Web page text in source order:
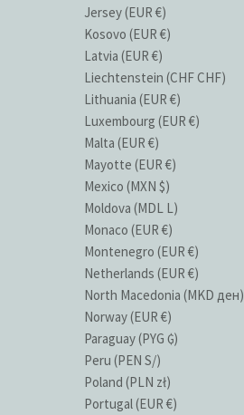
Jersey (EUR €)
Kosovo (EUR €)
Latvia (EUR €)
Liechtenstein (CHF CHF)
Lithuania (EUR €)
Luxembourg (EUR €)
Malta (EUR €)
Mayotte (EUR €)
Mexico (MXN $)
Moldova (MDL L)
Monaco (EUR €)
Montenegro (EUR €)
Netherlands (EUR €)
North Macedonia (MKD ден)
Norway (EUR €)
Paraguay (PYG ₲)
Peru (PEN S/)
Poland (PLN zł)
Portugal (EUR €)